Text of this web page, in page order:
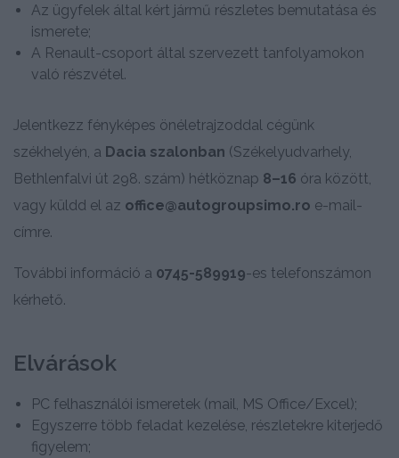
Az ügyfelek által kért jármű részletes bemutatása és
ismerete;
A Renault-csoport által szervezett tanfolyamokon
való részvétel.
Jelentkezz fényképes önéletrajzoddal cégünk
székhelyén, a Dacia szalonban (Székelyudvarhely,
Bethlenfalvi út 298. szám) hétköznap 8–16 óra között,
vagy küldd el az office@autogroupsimo.ro e-mail-
címre.
További információ a 0745-589919-es telefonszámon
kérhető.
Elvárások
PC felhasználói ismeretek (mail, MS Office/Excel);
Egyszerre több feladat kezelése, részletekre kiterjedő
figyelem;